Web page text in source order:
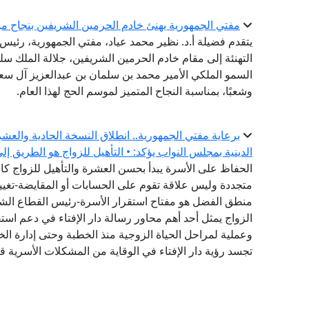
مفتي الجمهورية يهنئ خادم الحرمين الشريفين بنجاح موسم
يتقدم فضيلة أ.د. نظير محمد عياد، مفتي الجمهورية، رئيس
التهنئة إلى مقام خادم الحرمين الشريفين، جلالة
السمو الملكي الأمير محمد بن سلمان بن عبدالعزيز آل
وشعبًا، بمناسبة النجاح المتميز لموسم الحج لهذا العام.
برعاية مفتي الجمهورية.. انطلاق النسخة الحادية
الدينية بمجلس النواب يؤكد: • التأهيل للزواج هو الطريق
الحفاظ على الأسرة يبدأ بحسن العشرة والتأهيل للزواج
متجددة وليس علاقة تقوم على الحسابات أو المقايضة-
منطق الفضل هو مفتاح استقرار الأسرة-رئيس القطاع
الزواج يمثل أحد أهم محاور رسالة دار الإفتاء في دعم
وعملية لمراحل الحياة الزوجية منذ الخطبة وحتى إدارة
تجسد رؤية دار الإفتاء في الوقاية من المشكلات الأسرية